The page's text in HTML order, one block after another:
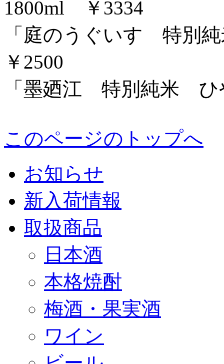
1800ml ￥3334
「庭のうぐいす 特別
￥2500
「墨廼江 特別純米 ひ
このページのトップへ
お知らせ
新入荷情報
取扱商品
日本酒
本格焼酎
梅酒・果実酒
ワイン